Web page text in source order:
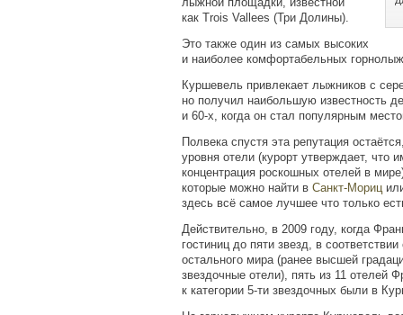
как Trois Vallees (Три Долины).
Это также один из самых высоких
и наиболее комфортабельных
Куршевель привлекает лыжников с
но получил наибольшую известность
и 60-х, когда он стал популярным
Полвека спустя эта репутация
уровня отели (курорт утверждает, что
концентрация роскошных отелей в
которые можно найти в Санкт-Мориц
здесь всё самое лучшее что только
Действительно, в 2009 году, когда
гостиниц до пяти звезд, в
остального мира (ранее высшей
звездочные отели), пять из 11 отелей
к категории 5-ти звездочных были в